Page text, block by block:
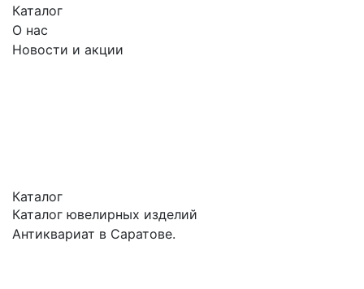
Каталог
О нас
Новости и акции
Каталог
Каталог ювелирных изделий
Антиквариат в Саратове.